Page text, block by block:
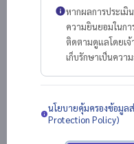
หากผลการประเมิ
ความยินยอมในก
ติดตามดูแลโดยเ
เก็บรักษาเป็นควา
นโยบายคุ้มครองข้อมูล
Protection Policy)